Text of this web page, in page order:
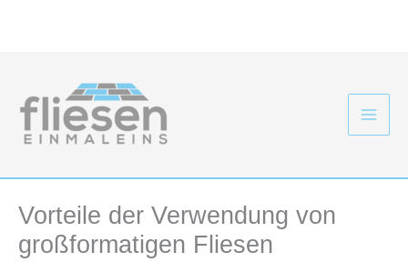
springen
Vorteile der Verwendung von
großformatigen Fliesen